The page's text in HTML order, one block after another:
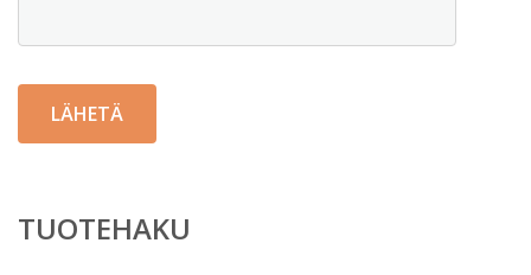
TUOTEHAKU